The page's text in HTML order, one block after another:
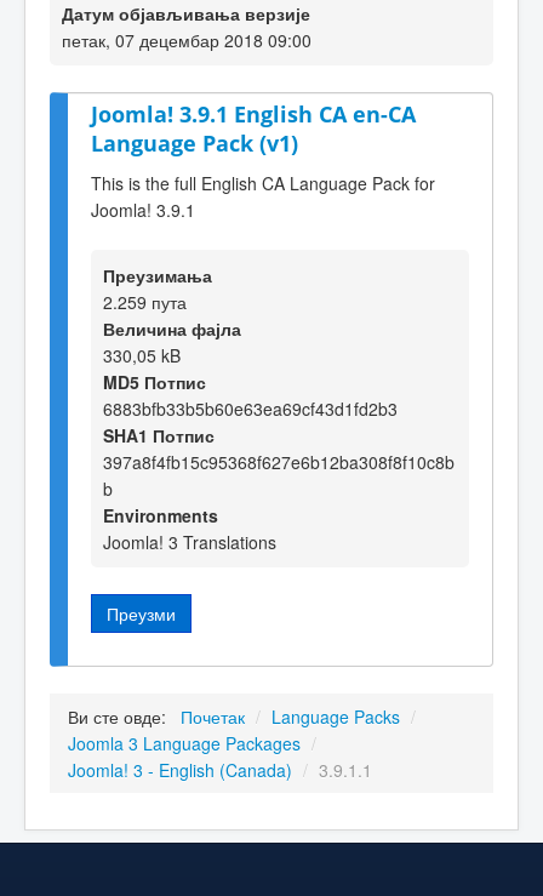
Датум објављивања верзије
петак, 07 децембар 2018 09:00
Joomla! 3.9.1 English CA en-CA
Language Pack (v1)
This is the full English CA Language Pack for
Joomla! 3.9.1
Преузимања
2.259 пута
Величина фајла
330,05 kB
MD5 Потпис
6883bfb33b5b60e63ea69cf43d1fd2b3
SHA1 Потпис
397a8f4fb15c95368f627e6b12ba308f8f10c8b
b
Environments
Joomla! 3 Translations
Преузми
Ви сте овде: Почетак / Language Packs /
Joomla 3 Language Packages /
Joomla! 3 - English (Canada) / 3.9.1.1